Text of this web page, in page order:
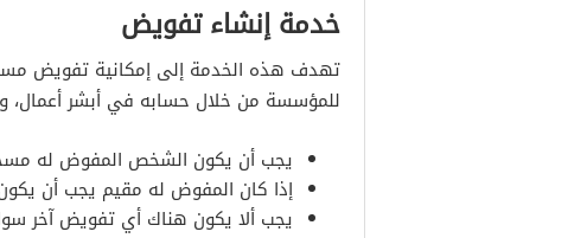
خدمة إنشاء تفويض
تهدف هذه الخدمة إلى إمكانية تفويض
للمؤسسة من خلال حسابه في أبشر
يجب أن يكون الشخص المفوض له
إذا كان المفوض له مقيم يجب أن
يجب ألا يكون هناك أي تفويض آخر